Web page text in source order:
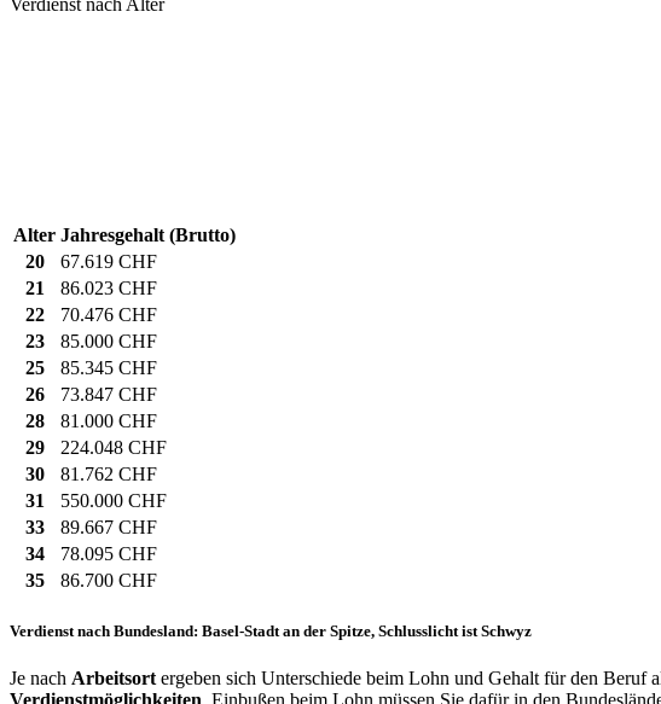
Alter Jahresgehalt (Brutto)
20
67.619 CHF
21
86.023 CHF
22
70.476 CHF
23
85.000 CHF
25
85.345 CHF
26
73.847 CHF
28
81.000 CHF
29
224.048 CHF
30
81.762 CHF
31
550.000 CHF
33
89.667 CHF
34
78.095 CHF
35
86.700 CHF
Verdienst nach Bundesland: Basel-Stadt an der Spitze, Schlusslicht ist Schwyz
Je nach Arbeitsort ergeben sich Unterschiede beim Lohn und Gehalt für den Beruf
Verdienstmöglichkeiten . Einbußen beim Lohn müssen Sie dafür in den